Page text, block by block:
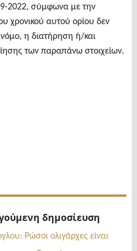
2022, σύμφωνα με την
χρονικού αυτού ορίου δεν
νόμο, η διατήρηση ή/και
των παραπάνω στοιχείων.
δημοσίευση
Ρώσοι ολιγάρχες είναι